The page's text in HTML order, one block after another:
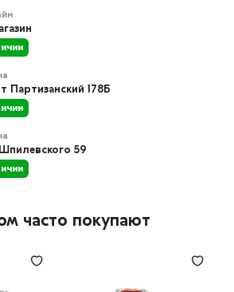
Партизанский 178Б
59
часто покупают